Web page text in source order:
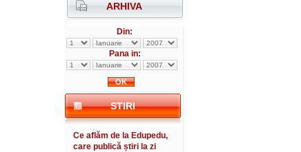
ARHIVA
Din:
Pana in:
STIRI
Ce aflăm de la Edupedu,
care publică știri la zi